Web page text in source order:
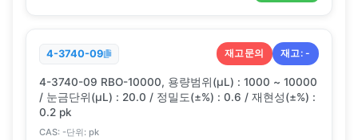
4-3740-09 재고문의 재고:-
4-3740-09 RBO-10000, 용량범위(μL) : 1000 ~ 10000
/ 눈금단위(μL) : 20.0 / 정밀도(±%) : 0.6 / 재현성(±%) :
0.2 pk
CAS: -단위: pk